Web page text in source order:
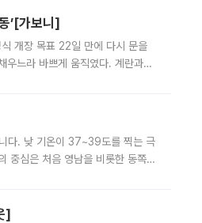
’[가보니]
개장 목표 22일 만에 다시 문을
우느라 바쁘게 움직였다. 계란과
니다. 낮 기온이 37~39도를 찍는 극
중심은 처음 영남을 비롯한 동쪽
]